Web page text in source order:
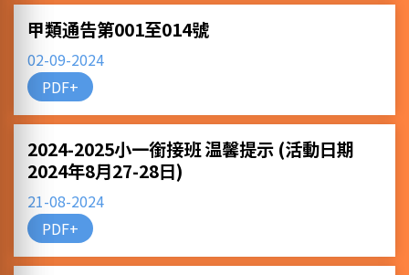
甲類通告第001至014號
02-09-2024
PDF+
2024-2025小一銜接班 温馨提示 (活動日期
2024年8月27-28日)
21-08-2024
PDF+